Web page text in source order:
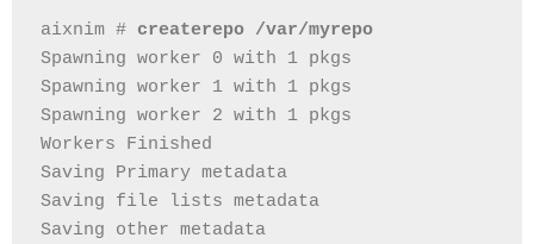
aixnim # createrepo /var/myrepo
Spawning worker 0 with 1 pkgs
Spawning worker 1 with 1 pkgs
Spawning worker 2 with 1 pkgs
Workers Finished
Saving Primary metadata
Saving file lists metadata
Saving other metadata